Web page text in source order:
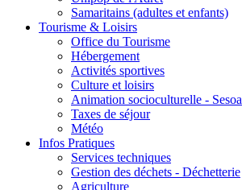
Samaritains (adultes et enfants)
Tourisme & Loisirs
Office du Tourisme
Hébergement
Activités sportives
Culture et loisirs
Animation socioculturelle - Sesoa
Taxes de séjour
Météo
Infos Pratiques
Services techniques
Gestion des déchets - Déchetterie
Agriculture